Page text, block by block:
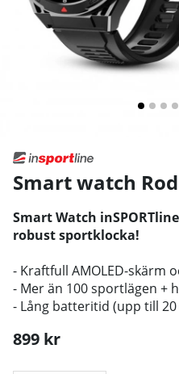
Smart watch
Smart Watch
robust sportklocka!
- Kraftfull AMOLED-skärm
- Mer än 100 sportlägen +
- Lång batteritid (upp till
899 kr